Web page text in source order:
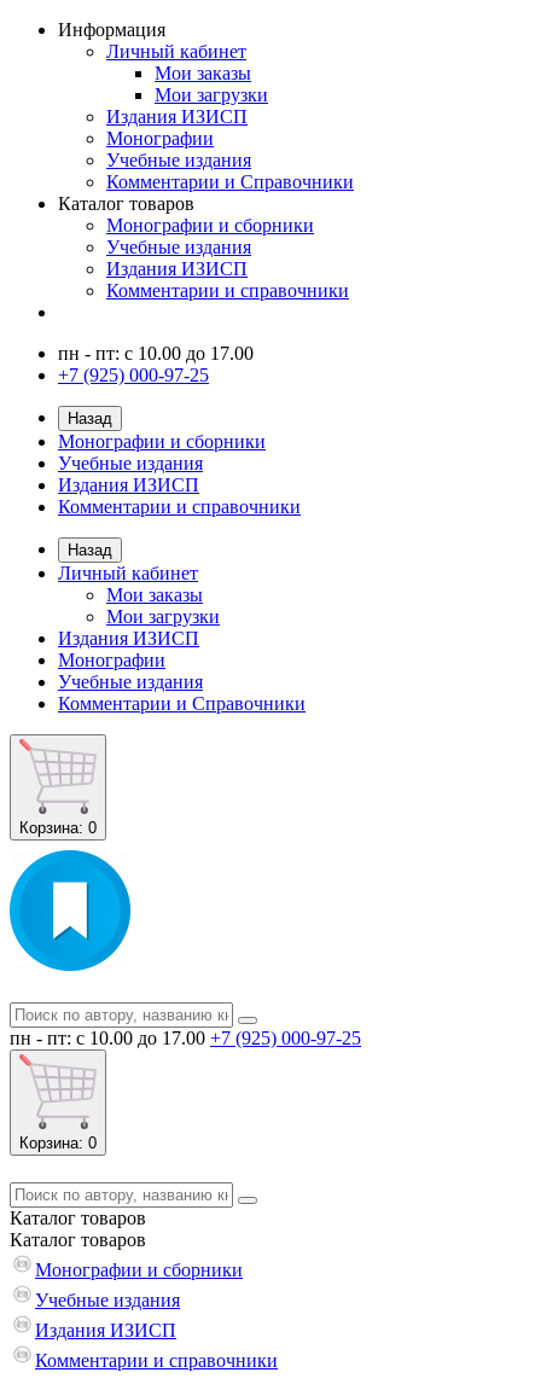
Информация
Личный кабинет
Мои заказы
Мои загрузки
Издания ИЗИСП
Монографии
Учебные издания
Комментарии и Справочники
Каталог товаров
Монографии и сборники
Учебные издания
Издания ИЗИСП
Комментарии и справочники
пн - пт: с 10.00 до 17.00
+7 (925) 000-97-25
Назад
Монографии и сборники
Учебные издания
Издания ИЗИСП
Комментарии и справочники
Назад
Личный кабинет
Мои заказы
Мои загрузки
Издания ИЗИСП
Монографии
Учебные издания
Комментарии и Справочники
Корзина: 0
пн - пт: с 10.00 до 17.00 +7 (925) 000-97-25
Корзина: 0
Каталог товаров
Каталог товаров
Монографии и сборники
Учебные издания
Издания ИЗИСП
Комментарии и справочники